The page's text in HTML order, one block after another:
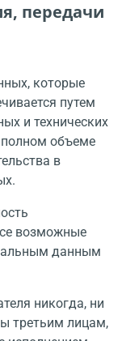
передачи
которые
путем
и технических
объеме
в
возможные
данным
никогда, ни
третьим лицам,